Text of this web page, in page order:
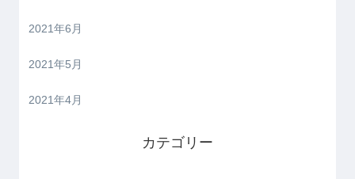
2021年6月
2021年5月
2021年4月
カテゴリー